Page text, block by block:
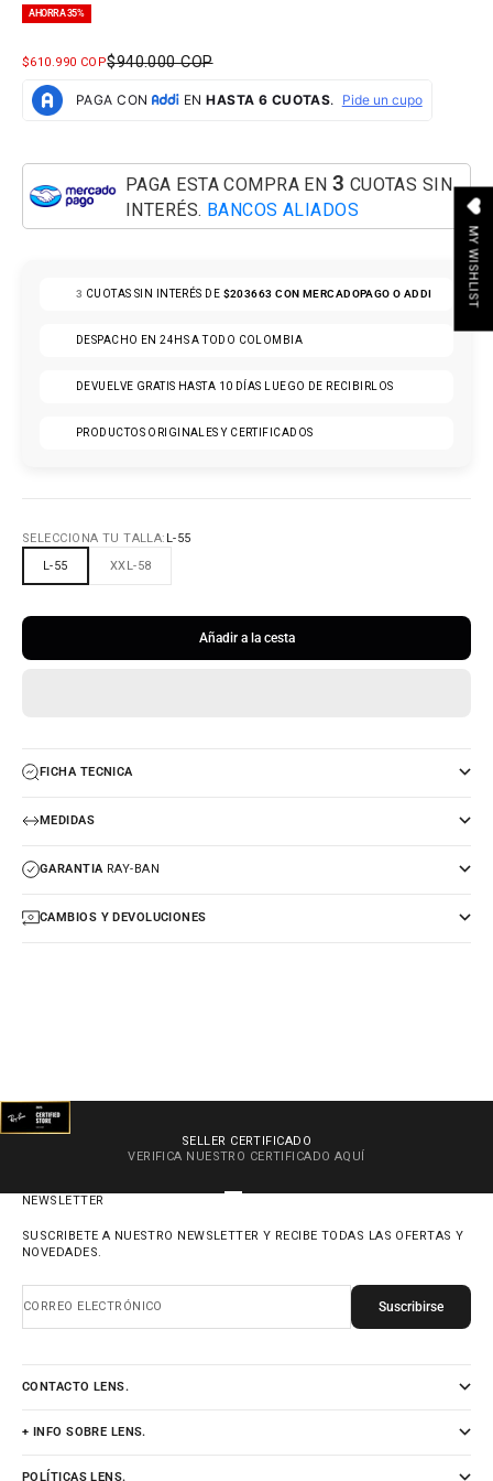
AHORRA 35%
PRECIO DE OFERTA
$610.990 COPPRECIO NORMAL
$940.000 COP
PAGA ESTA COMPRA EN 3 CUOTAS SIN
INTERÉS. BANCOS ALIADOS
3 CUOTAS SIN INTERÉS DE $203663CON MERCADOPAGO O ADDI
DESPACHO EN 24HS A TODO COLOMBIA
DEVUELVE GRATIS HASTA 10 DÍAS LUEGO DE RECIBIRLOS
PRODUCTOS ORIGINALES Y CERTIFICADOS
SELECCIONA TU TALLA: L-55
L-55
XXL-58
Añadir a la cesta
FICHA TECNICA
MEDIDAS
GARANTIARAY-BAN
CAMBIOS Y DEVOLUCIONES
SELLER CERTIFICADO
VERIFICA NUESTRO CERTIFICADO AQUÍ
NEWSLETTER
SUSCRIBETE A NUESTRO NEWSLETTER Y RECIBE TODAS LAS OFERTAS Y
NOVEDADES.
CORREO ELECTRÓNICO Suscribirse
CONTACTO LENS.
+ INFO SOBRE LENS.
POLÍTICAS LENS.
MY WISHLIST